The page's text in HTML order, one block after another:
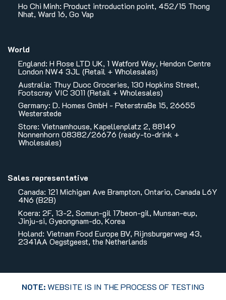
Ho Chi Minh: Product introduction point, 452/15 Thong
Nhat, Ward 16, Go Vap
World
England: H Rose LTD UK, 1 Watford Way, Hendon Centre
London NW4 3JL (Retail + Wholesales)
Australia: Thuy Duoc Groceries, 130 Hopkins Street,
Footscray VIC 3011 (Retail + Wholesales)
Germany: D. Homes GmbH - PeterstraBe 15, 26655
Westerstede
Store: Vietnamhouse, Kapellenplatz 2, 88149
Nonnenhorn 08382/26676 (ready-to-drink +
Wholesales)
Sales representative
Canada: 121 Michigan Ave Brampton, Ontario, Canada L6Y
4N6 (B2B)
Koera: 2F, 13-2, Somun-gil 17beon-gil, Munsan-eup,
Jinju-si, Gyeongnam-do, Korea
Holand: Vietnam Food Europe BV, Rijnsburgerweg 43,
2341AA Oegstgeest, the Netherlands
NOTE:WEBSITE IS IN THE PROCESS OF TESTING